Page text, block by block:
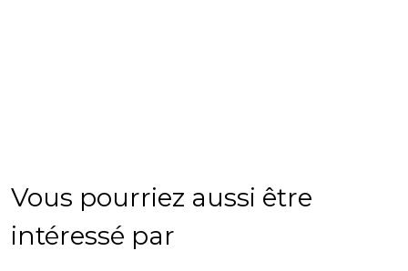
Vous pourriez aussi être
intéressé par